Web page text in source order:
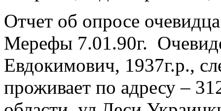
Отчет об опросе
Мерефы 7.01.90г.
Евдокимович, 1937г.р.,
проживает по адресу –